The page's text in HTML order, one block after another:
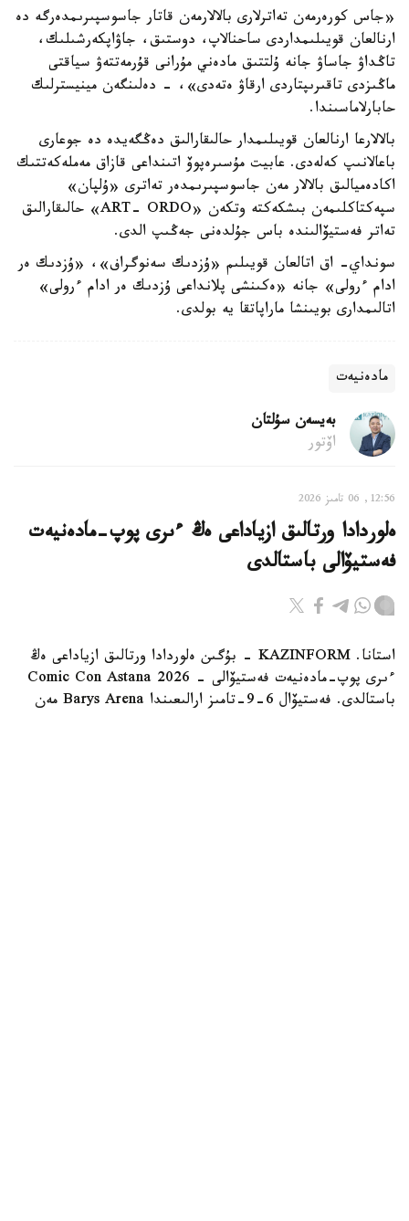
«جاس كورەرمەن تەاترلارى بالالارمەن قاتار جاسوسپىرىمدەرگە دە
ارنالعان قويىلىمداردى ساحنالاپ، دوستىق، جاۋاپكەرشىلىك،
تاڭداۋ جاساۋ جانە ۇلتتىق مادەني مۇرانى قۇرمەتتەۋ سياقتى
ماڭىزدى تاقىرىپتاردى ارقاۋ ەتەدى»، - دەلىنگەن مينيسترلىك
حابارلاماسىندا.
بالالارعا ارنالعان قويىلىمدار حالىقارالىق دەڭگەيدە دە جوعارى
باعالانىپ كەلەدى. عابيت مۇسىرەپوۆ اتىنداعى قازاق مەملەكەتتىك
اكادەميالىق بالالار مەن جاسوسپىرىمدەر تەاترى «ۇلپان»
سپەكتاكلىمەن بىشكەكتە وتكەن «ART- ORDO» حالىقارالىق
تەاتر فەستيۆالىندە باس جۇلدەنى جەڭىپ الدى.
سونداي- اق اتالعان قويىلىم «ۇزدىك سەنوگراف»، «ۇزدىك ەر
ادام ءرولى» جانە «ەكىنشى پلانداعى ۇزدىك ەر ادام ءرولى»
اتالىمدارى بويىنشا ماراپاتقا يە بولدى.
مادەنيەت
بەيسەن سۇلتان
اۆتور
12:56, 06 تامىز 2026
ەلوردادا ورتالىق ازياداعى ەڭ ءىرى پوپ-مادەنيەت
فەستيۆالى باستالدى
استانا. KAZINFORM - بۇگىن ەلوردادا ورتالىق ازياداعى ەڭ
ءىرى پوپ-مادەنيەت فەستيۆالى - Comic Con Astana 2026
باستالدى. فەستيۆال 6-9-تامىز ارالىعىندا Barys Arena مەن